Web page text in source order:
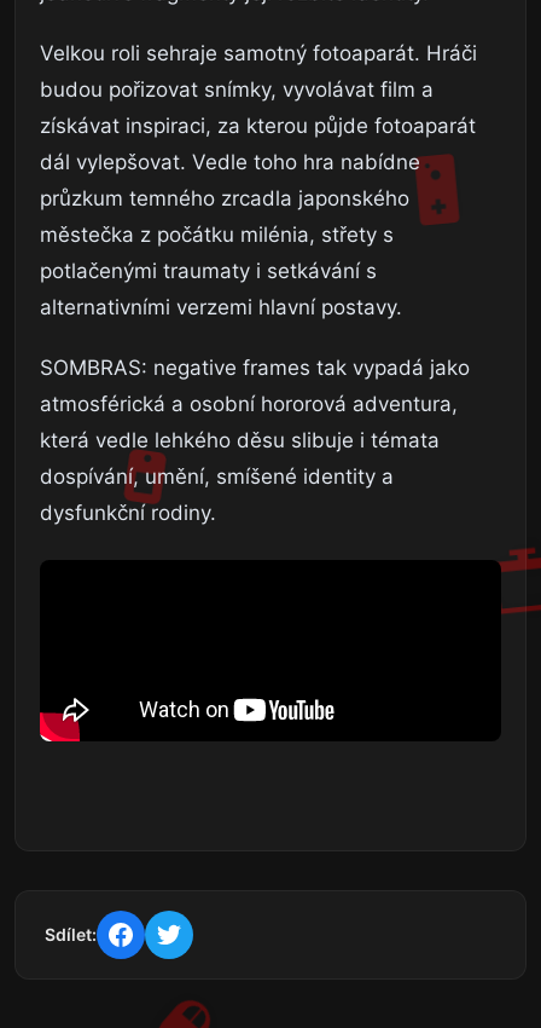
Velkou roli sehraje samotný fotoaparát. Hráči
budou pořizovat snímky, vyvolávat film a
získávat inspiraci, za kterou půjde fotoaparát
dál vylepšovat. Vedle toho hra nabídne
průzkum temného zrcadla japonského
městečka z počátku milénia, střety s
potlačenými traumaty i setkávání s
alternativními verzemi hlavní postavy.
SOMBRAS: negative frames tak vypadá jako
atmosférická a osobní hororová adventura,
která vedle lehkého děsu slibuje i témata
dospívání, umění, smíšené identity a
dysfunkční rodiny.
Sdílet: